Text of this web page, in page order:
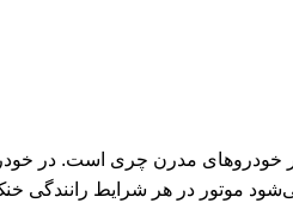
موتور در هر شرایط رانندگی خنک